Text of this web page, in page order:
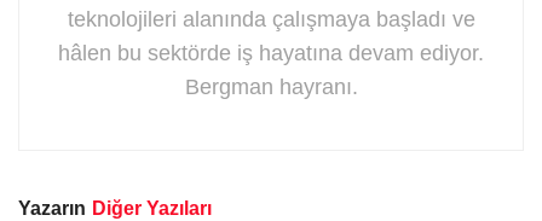
teknolojileri alanında çalışmaya başladı ve
hâlen bu sektörde iş hayatına devam ediyor.
Bergman hayranı.
Yazarın Diğer Yazıları